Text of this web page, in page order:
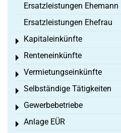
Ersatzleistungen Ehemann
Ersatzleistungen Ehefrau
Kapitaleinkünfte
Toggle menu
Renteneinkünfte
Toggle menu
Vermietungseinkünfte
Toggle menu
Selbständige Tätigkeiten
Toggle menu
Gewerbebetriebe
Toggle menu
Anlage EÜR
Toggle menu